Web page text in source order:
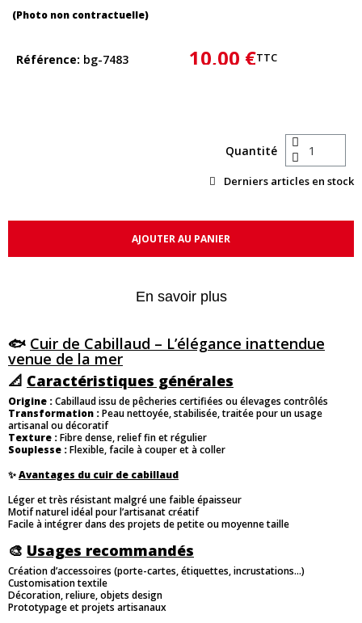
(Photo non contractuelle)
Référence bg-7483 10,00 €TTC
Quantité
Derniers articles en stock
AJOUTER AU PANIER
En savoir plus
🐟 Cuir de Cabillaud – L’élégance inattendue
venue de la mer
📐 Caractéristiques générales
Origine :Cabillaud issu de pêcheries certifiées ou élevages contrôlés
Transformation :Peau nettoyée, stabilisée, traitée pour un usage
artisanal ou décoratif
Texture :Fibre dense, relief fin et régulier
Souplesse :Flexible, facile à couper et à coller
✨Avantages du cuir de cabillaud
Léger et très résistant malgré une faible épaisseur
Motif naturel idéal pour l’artisanat créatif
Facile à intégrer dans des projets de petite ou moyenne taille
🎨 Usages recommandés
Création d’accessoires (porte-cartes, étiquettes, incrustations…)
Customisation textile
Décoration, reliure, objets design
Prototypage et projets artisanaux